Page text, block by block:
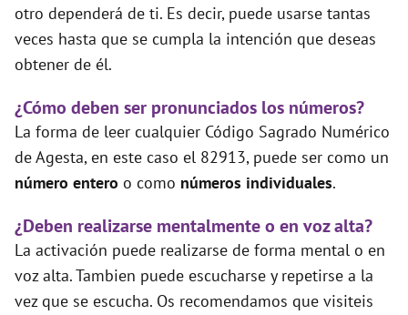
otro dependerá de ti. Es decir, puede usarse tantas
veces hasta que se cumpla la intención que deseas
obtener de él.
¿Cómo deben ser pronunciados los números?
La forma de leer cualquier Código Sagrado Numérico
de Agesta, en este caso el 82913, puede ser como un
número entero o como números individuales.
¿Deben realizarse mentalmente o en voz alta?
La activación puede realizarse de forma mental o en
voz alta. Tambien puede escucharse y repetirse a la
vez que se escucha. Os recomendamos que visiteis